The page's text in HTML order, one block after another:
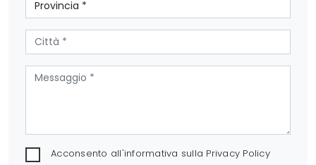
Acconsento all'informativa sulla Privacy Policy